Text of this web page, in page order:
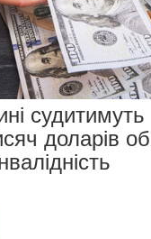
судитимуть
доларів